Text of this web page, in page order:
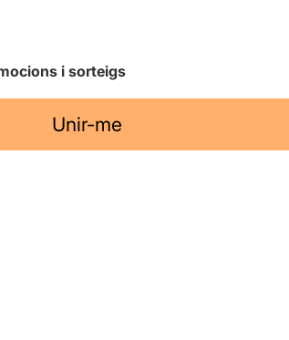
i sorteigs
Unir-me